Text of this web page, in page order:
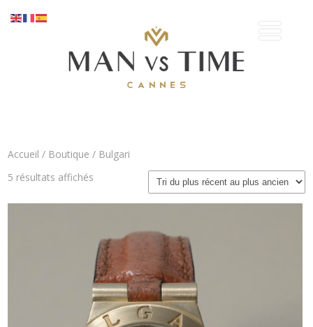
Accueil / Boutique / Bulgari
5 résultats affichés
plus
plus
ancien